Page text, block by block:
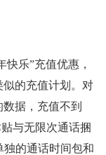
快乐”充值优惠，
的充值计划。对
据，充值不到
与无限次通话捆
的通话时间包和